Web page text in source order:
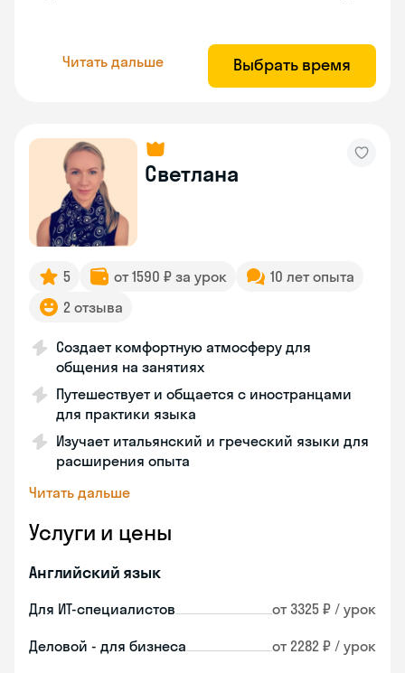
Читать дальше Выбрать время
Светлана
5 от 1590 ₽ за урок
10 лет опыта
2 отзыва
Создает комфортную атмосферу для
общения на занятиях
Путешествует и общается с иностранцами
для практики языка
Изучает итальянский и греческий языки для
расширения опыта
Читать дальше
Услуги и цены
Английский язык
Для ИТ-специалистов от 3325 ₽ / урок
Деловой - для бизнеса от 2282 ₽ / урок